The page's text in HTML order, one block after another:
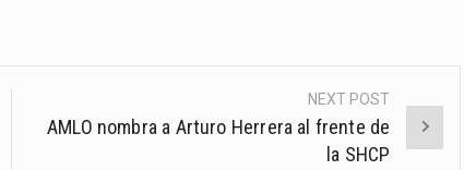
NEXT POST
AMLO nombra a Arturo Herrera al frente de
la SHCP